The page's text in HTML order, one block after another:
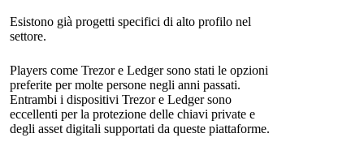
Esistono già progetti specifici di alto profilo nel
settore.
Players come Trezor e Ledger sono stati le opzioni
preferite per molte persone negli anni passati.
Entrambi i dispositivi Trezor e Ledger sono
eccellenti per la protezione delle chiavi private e
degli asset digitali supportati da queste piattaforme.